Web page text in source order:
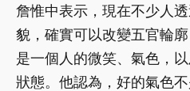
詹惟中表示，現在不少人
貌，確實可以改變五官輪
是一個人的微笑、氣色，
狀態。他認為，好的氣色